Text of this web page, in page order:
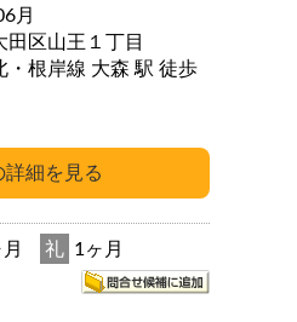
月
田区山王１丁目
根岸線 大森 駅 徒歩
礼 1ヶ月